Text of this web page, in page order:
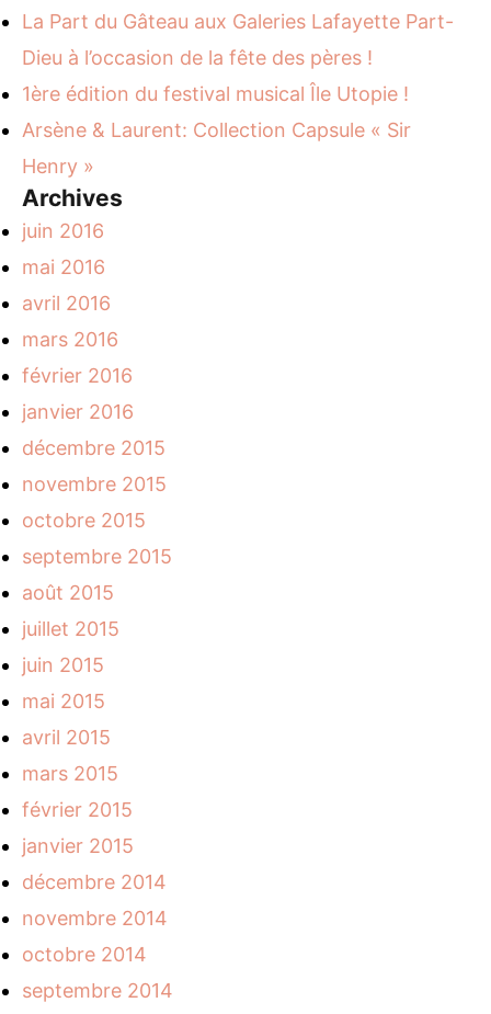
La Part du Gâteau aux Galeries Lafayette Part-
Dieu à l’occasion de la fête des pères !
1ère édition du festival musical Île Utopie !
Arsène & Laurent: Collection Capsule « Sir
Henry »
Archives
juin 2016
mai 2016
avril 2016
mars 2016
février 2016
janvier 2016
décembre 2015
novembre 2015
octobre 2015
septembre 2015
août 2015
juillet 2015
juin 2015
mai 2015
avril 2015
mars 2015
février 2015
janvier 2015
décembre 2014
novembre 2014
octobre 2014
septembre 2014